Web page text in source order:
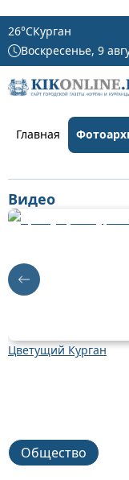
26°CКурган
Воскресенье, 9
Главная
Видео
Цветущий Курган
Общество